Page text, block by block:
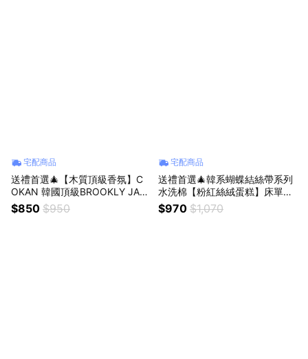
宅配商品
送禮首選🎄【木質頂級香氛】C
OKAN 韓國頂級BROOKLY JAZ
Z擴香 ｜🎁收禮人自選香｜生日
禮物 情人節禮物
$850 $950
宅配商品
送禮首選🎄韓系蝴蝶結絲帶系列
水洗棉【粉紅絲絨蛋糕】床單床
包組｜🎁收禮人自選香｜生日禮
物 情人節禮物
$970 $1,070